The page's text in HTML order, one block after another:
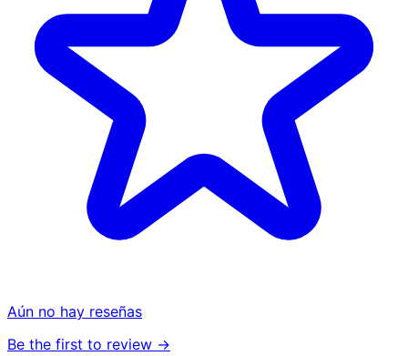
Aún no hay reseñas
Be the first to review →